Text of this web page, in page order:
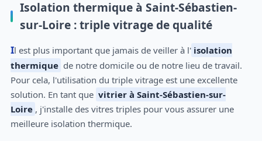
Isolation thermique à Saint-Sébastien-
sur-Loire : triple vitrage de qualité
Il est plus important que jamais de veiller à l' isolation
thermique de notre domicile ou de notre lieu de travail.
Pour cela, l'utilisation du triple vitrage est une excellente
solution. En tant que vitrier à Saint-Sébastien-sur-
Loire , j'installe des vitres triples pour vous assurer une
meilleure isolation thermique.